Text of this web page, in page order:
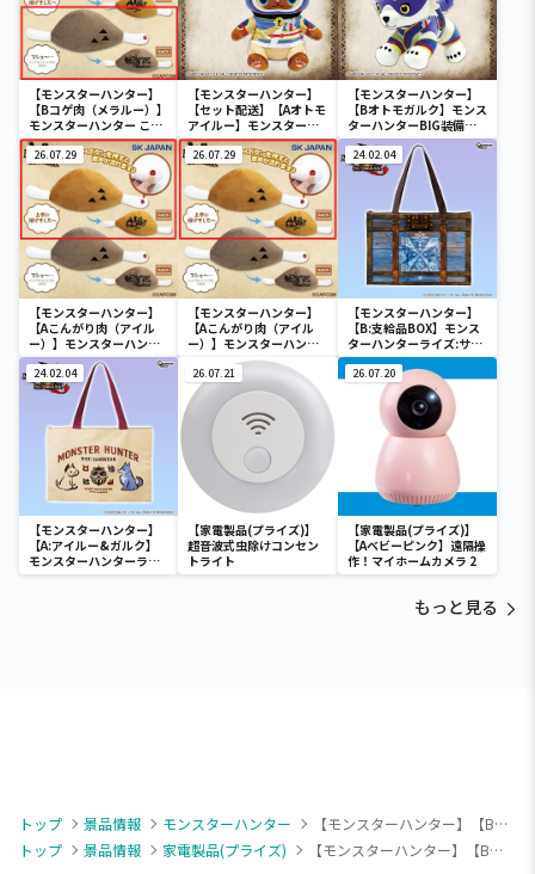
【モンスターハンター】
【Bコゲ肉（メラルー）】
モンスターハンター こん
がり肉 サウンドギミック
付きぬいぐるみ
【モンスターハンター】
【セット配送】【Aオトモ
アイルー】モンスターハ
ンターBIG装備ぬいぐる
み
【モンスターハンター】
【Bオトモガルク】モンス
ターハンターBIG装備ぬ
いぐるみ
26.07.29
【モンスターハンター】
【Aこんがり肉（アイル
ー）】モンスターハンタ
ー こんがり肉 サウンドギ
ミック付きぬいぐるみ
26.07.29
【モンスターハンター】
【Aこんがり肉（アイル
ー）】モンスターハンタ
ー こんがり肉 サウンドギ
ミック付きぬいぐるみ
24.02.04
【モンスターハンター】
【B:支給品BOX】モンス
ターハンターライズ:サン
ブレイク トートバッグ
24.02.04
【モンスターハンター】
【A:アイルー&ガルク】
モンスターハンターライ
ズ:サンブレイク トートバ
26.07.21
【家電製品(プライズ)】
超音波式虫除けコンセン
トライト
26.07.20
【家電製品(プライズ)】
【Aベビーピンク】遠隔操
作！マイホームカメラ 2
もっと見る
トップ 景品情報 モンスターハンター
【モンスターハンター】【Bレ・ダウ】モンスターハンターワイルズ ワイヤレスイヤホン2
トップ
景品情報 家電製品(プライズ) 【モンスターハンター】【Bレ・ダウ】モンスターハンターワイルズ ワイヤレスイヤホン2